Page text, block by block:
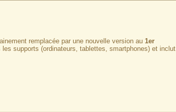
remplacée par une nouvelle version au 1er
supports (ordinateurs, tablettes, smartphones) et inclut